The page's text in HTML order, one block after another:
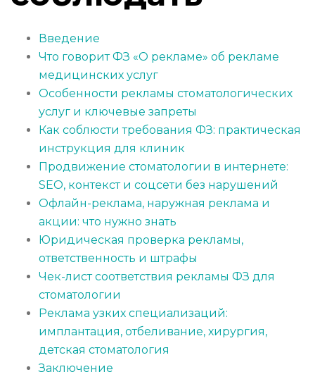
Введение
Что говорит ФЗ «О рекламе» об рекламе
медицинских услуг
Особенности рекламы стоматологических
услуг и ключевые запреты
Как соблюсти требования ФЗ: практическая
инструкция для клиник
Продвижение стоматологии в интернете:
SEO, контекст и соцсети без нарушений
Офлайн-реклама, наружная реклама и
акции: что нужно знать
Юридическая проверка рекламы,
ответственность и штрафы
Чек-лист соответствия рекламы ФЗ для
стоматологии
Реклама узких специализаций:
имплантация, отбеливание, хирургия,
детская стоматология
Заключение